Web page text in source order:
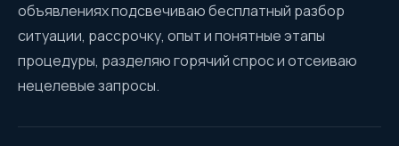
объявлениях подсвечиваю бесплатный разбор
ситуации, рассрочку, опыт и понятные этапы
процедуры, разделяю горячий спрос и отсеиваю
нецелевые запросы.